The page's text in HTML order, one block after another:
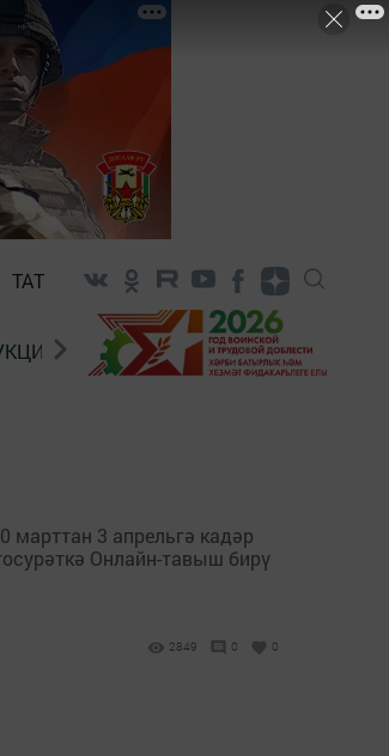
ТАТ
САТУ «ГӨЛСТАН»
марттан 3 апрельгә кадәр
Онлайн-тавыш бирү
2849 0 0